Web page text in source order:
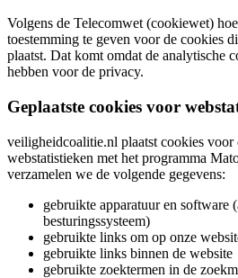
Volgens de Telecomwet (cookiewet)
toestemming te geven voor de cookies
plaatst. Dat komt omdat de analytische
hebben voor de privacy.
Geplaatste cookies voor
veiligheidcoalitie.nl plaatst cookies voor
webstatistieken met het programma
verzamelen we de volgende gegevens:
gebruikte apparatuur en software
besturingssysteem)
gebruikte links om op onze
gebruikte links binnen de website
gebruikte zoektermen in de